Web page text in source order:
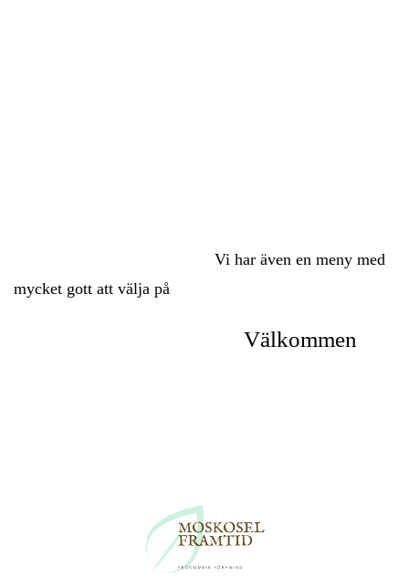
Vi har även en meny med
mycket gott att välja på
Välkommen